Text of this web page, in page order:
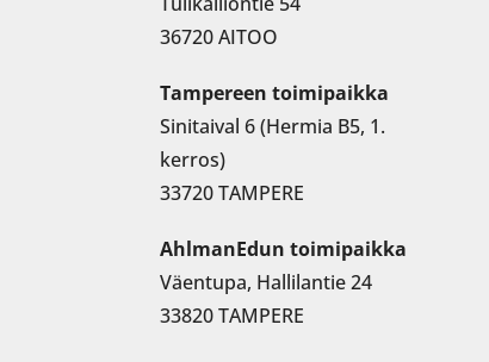
36720 AITOO
Tampereen toimipaikka
Sinitaival 6 (Hermia B5, 1.
kerros)
33720 TAMPERE
AhlmanEdun toimipaikka
Väentupa, Hallilantie 24
33820 TAMPERE